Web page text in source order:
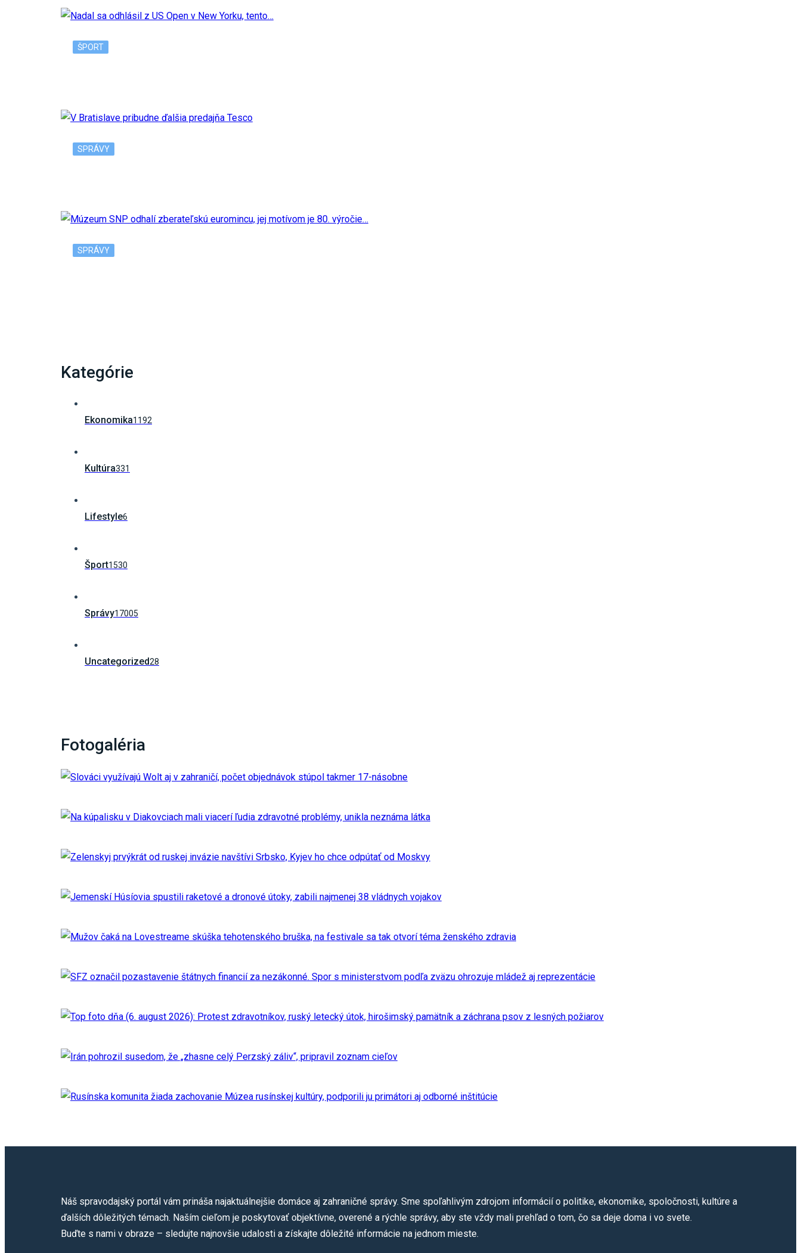
ŠPORT
SPRÁVY
SPRÁVY
Kategórie
Ekonomika1192
Kultúra331
Lifestyle6
Šport1530
Správy17005
Uncategorized28
Fotogaléria
Náš spravodajský portál vám prináša najaktuálnejšie domáce aj zahraničné správy. Sme spoľahlivým zdrojom informácií o politike, ekonomike, spoločnosti, kultúre a
ďalších dôležitých témach. Naším cieľom je poskytovať objektívne, overené a rýchle správy, aby ste vždy mali prehľad o tom, čo sa deje doma i vo svete.
Buďte s nami v obraze – sledujte najnovšie udalosti a získajte dôležité informácie na jednom mieste.